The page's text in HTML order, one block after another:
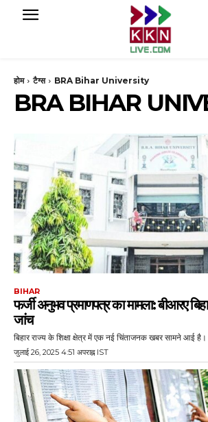
होम टैग्स BRA Bihar University
BRA BIHAR
BIHAR
फर्जी अनुभव प्रमाणपत्र का मामला: बीआरए
जांच
बिहार राज्य के शिक्षा क्षेत्र में एक नई चिंताजनक खबर सामने आई
जुलाई 26, 2025 4:51 अपराह्न IST